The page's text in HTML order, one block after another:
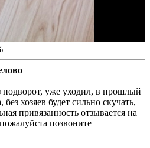
уже уходил, в прошлый
хозяев будет сильно скучать,
привязанность отзывается на
позвоните